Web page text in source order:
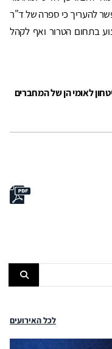
להעריך כי ספרה של ד"ר
בתחום הטרור ואף לקהל
לאומי הן של המחברים
לכל האירועים